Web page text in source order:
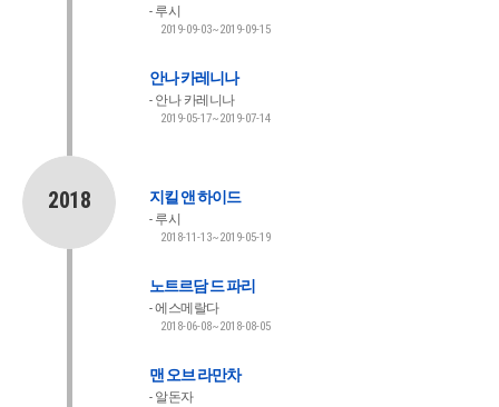
루시
2019-09-03~2019-09-15
안나 카레니나
안나 카레니나
2019-05-17~2019-07-14
2018 지킬 앤 하이드
루시
2018-11-13~2019-05-19
노트르담 드 파리
에스메랄다
2018-06-08~2018-08-05
맨 오브 라만차
알돈자